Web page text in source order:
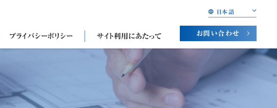
日本語
プライバシーポリシー サイト利用にあたって お問い合わせ